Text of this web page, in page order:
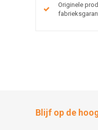
Originele
Blijf op de